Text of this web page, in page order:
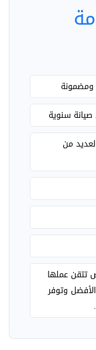
ومضمونة
سنوية
من
تتقن عملها
وتوفر